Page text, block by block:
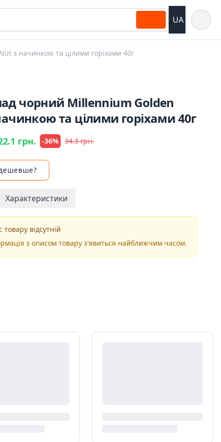
UA
з начинкою та цілими горіхами 40г
чорний Millennium Golden
та цілими горіхами 40г
грн. -36% 34.3 грн.
Характеристики
товару відсутній
з описом товару з'явиться найближчим часом.